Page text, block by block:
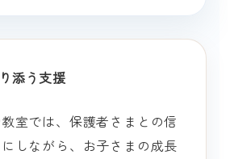
添う支援
室では、保護者さまとの信
しながら、お子さまの成長